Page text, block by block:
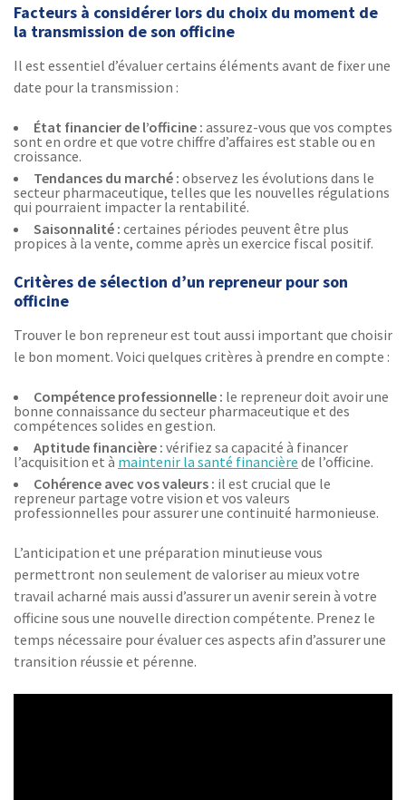
Facteurs à considérer lors du choix du moment de
la transmission de son officine
Il est essentiel d’évaluer certains éléments avant de fixer une
date pour la transmission :
État financier de l’officine : assurez-vous que vos comptes
sont en ordre et que votre chiffre d’affaires est stable ou en
croissance.
Tendances du marché : observez les évolutions dans le
secteur pharmaceutique, telles que les nouvelles régulations
qui pourraient impacter la rentabilité.
Saisonnalité : certaines périodes peuvent être plus
propices à la vente, comme après un exercice fiscal positif.
Critères de sélection d’un repreneur pour son
officine
Trouver le bon repreneur est tout aussi important que choisir
le bon moment. Voici quelques critères à prendre en compte :
Compétence professionnelle : le repreneur doit avoir une
bonne connaissance du secteur pharmaceutique et des
compétences solides en gestion.
Aptitude financière : vérifiez sa capacité à financer
l’acquisition et à maintenir la santé financière de l’officine.
Cohérence avec vos valeurs : il est crucial que le
repreneur partage votre vision et vos valeurs
professionnelles pour assurer une continuité harmonieuse.
L’anticipation et une préparation minutieuse vous
permettront non seulement de valoriser au mieux votre
travail acharné mais aussi d’assurer un avenir serein à votre
officine sous une nouvelle direction compétente. Prenez le
temps nécessaire pour évaluer ces aspects afin d’assurer une
transition réussie et pérenne.